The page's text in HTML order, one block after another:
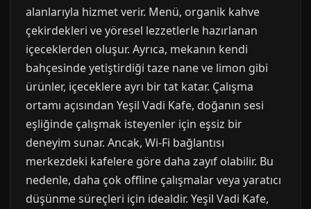
alanlarıyla hizmet verir. Menü, organik kahve
çekirdekleri ve yöresel lezzetlerle hazırlanan
içeceklerden oluşur. Ayrıca, mekanın kendi
bahçesinde yetiştirdiği taze nane ve limon gibi
ürünler, içeceklere ayrı bir tat katar. Çalışma
ortamı açısından Yeşil Vadi Kafe, doğanın sesi
eşliğinde çalışmak isteyenler için eşsiz bir
deneyim sunar. Ancak, Wi-Fi bağlantısı
merkezdeki kafelere göre daha zayıf olabilir. Bu
nedenle, daha çok offline çalışmalar veya yaratıcı
düşünme süreçleri için idealdir. Yeşil Vadi Kafe,